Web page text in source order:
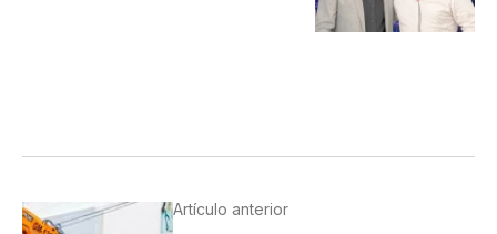
Artículo anterior